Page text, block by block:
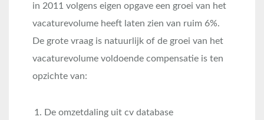
in 2011 volgens eigen opgave een groei van het
vacaturevolume heeft laten zien van ruim 6%.
De grote vraag is natuurlijk of de groei van het
vacaturevolume voldoende compensatie is ten
opzichte van:
De omzetdaling uit cv database